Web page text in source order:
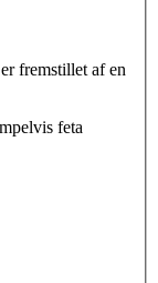
fremstillet af en